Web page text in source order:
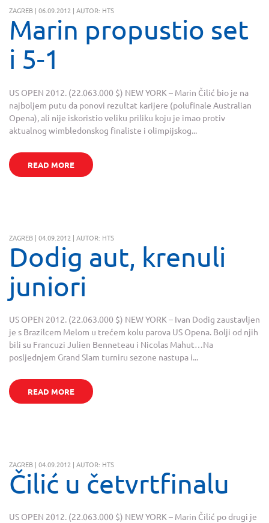
ZAGREB | 06.09.2012 | AUTOR: HTS
Marin propustio set
i 5-1
US OPEN 2012. (22.063.000 $) NEW YORK – Marin Čilić bio je na
najboljem putu da ponovi rezultat karijere (polufinale Australian
Opena), ali nije iskoristio veliku priliku koju je imao protiv
aktualnog wimbledonskog finaliste i olimpijskog...
READ MORE
ZAGREB | 04.09.2012 | AUTOR: HTS
Dodig aut, krenuli
juniori
US OPEN 2012. (22.063.000 $) NEW YORK – Ivan Dodig zaustavljen
je s Brazilcem Melom u trećem kolu parova US Opena. Bolji od njih
bili su Francuzi Julien Benneteau i Nicolas Mahut…Na
posljednjem Grand Slam turniru sezone nastupa i...
READ MORE
ZAGREB | 04.09.2012 | AUTOR: HTS
Čilić u četvrtfinalu
US OPEN 2012. (22.063.000 $) NEW YORK – Marin Čilić po drugi je